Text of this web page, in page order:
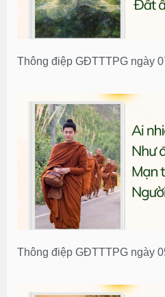
Thông điệp GĐTTTPG ngày
Thông điệp GĐTTTPG ngày